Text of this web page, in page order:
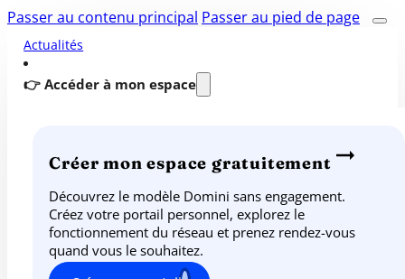
Passer au contenu principal Passer au pied de page
Actualités
👉 Accéder à mon espace
Créer mon espace gratuitement
Découvrez le modèle Domini sans engagement.
Créez votre portail personnel, explorez le
fonctionnement du réseau et prenez rendez-vous
quand vous le souhaitez.